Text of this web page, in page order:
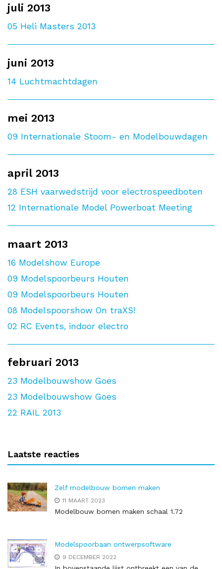
juli 2013
05 Heli Masters 2013
juni 2013
14 Luchtmachtdagen
mei 2013
09 Internationale Stoom- en Modelbouwdagen
april 2013
28 ESH vaarwedstrijd voor electrospeedboten
12 Internationale Model Powerboat Meeting
maart 2013
16 Modelshow Europe
09 Modelspoorbeurs Houten
09 Modelspoorbeurs Houten
08 Modelspoorshow On traXS!
02 RC Events, indoor electro
februari 2013
23 Modelbouwshow Goes
23 Modelbouwshow Goes
22 RAIL 2013
Laatste reacties
Zelf modelbouw bomen maken
11 MAART 2023
Modelbouw bomen maken schaal 1.72
Modelspoorbaan ontwerpsoftware
9 DECEMBER 2022